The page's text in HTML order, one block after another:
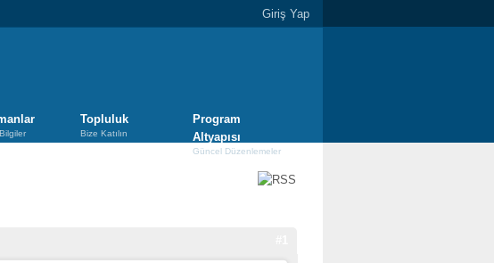
Giriş Yap
Topluluk
Bize Katılın
Program
Altyapısı
Güncel Düzenlemeler